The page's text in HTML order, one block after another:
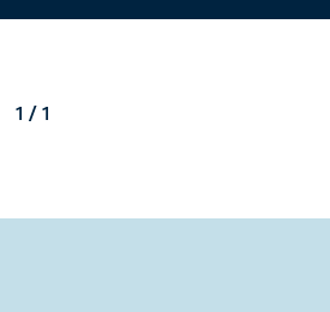
1 / 1